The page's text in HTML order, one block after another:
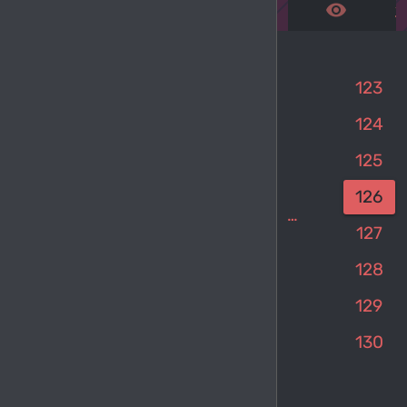
remove_red_eye
…
123
124
125
126
127
128
129
130